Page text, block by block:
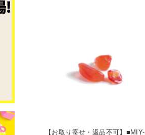
【お取り寄せ・返品不可】■MIY-